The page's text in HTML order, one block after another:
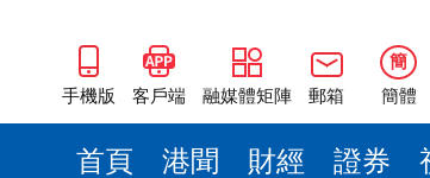
手機版 客戶端 融媒體矩陣 郵箱
簡
簡體
首頁 港聞 財經 證券